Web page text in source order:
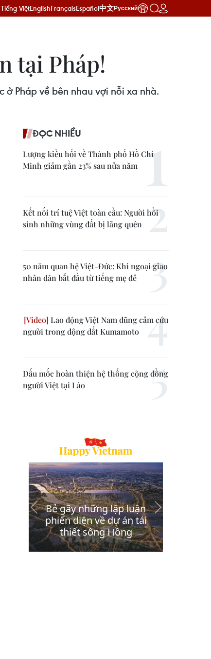
Tiếng ViệtEnglishFrançaisEspañol中文Русский
tại Pháp!
Pháp về bên nhau vợi nỗi xa nhà.
ĐỌC NHIỀU
Lượng kiều hối về Thành phố Hồ Chí
Minh giảm gần 23% sau nửa năm
Kết nối trí tuệ Việt toàn cầu: Người hồi
sinh những vùng đất bị lãng quên
50 năm quan hệ Việt-Đức: Khi ngoại giao
nhân dân bắt đầu từ tiếng mẹ đẻ
Lao động Việt Nam dũng cảm cứu
người trong động đất Kumamoto
Dấu mốc hoàn thiện hệ thống cộng đồng
người Việt tại Lào